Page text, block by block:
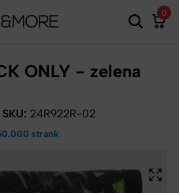
0
ONLY - zelena
SKU: 24R922R-02
strank